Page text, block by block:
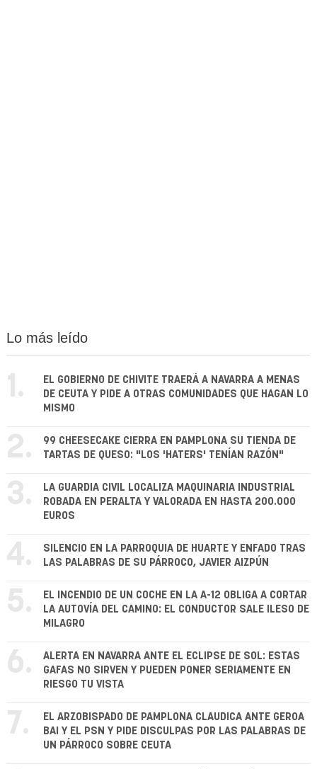
Lo más leído
1.
EL GOBIERNO DE CHIVITE TRAERÁ A NAVARRA A MENAS
DE CEUTA Y PIDE A OTRAS COMUNIDADES QUE HAGAN LO
MISMO
2.
99 CHEESECAKE CIERRA EN PAMPLONA SU TIENDA DE
TARTAS DE QUESO: "LOS 'HATERS' TENÍAN RAZÓN"
3.
LA GUARDIA CIVIL LOCALIZA MAQUINARIA INDUSTRIAL
ROBADA EN PERALTA Y VALORADA EN HASTA 200.000
EUROS
4.
SILENCIO EN LA PARROQUIA DE HUARTE Y ENFADO TRAS
LAS PALABRAS DE SU PÁRROCO, JAVIER AIZPÚN
5.
EL INCENDIO DE UN COCHE EN LA A-12 OBLIGA A CORTAR
LA AUTOVÍA DEL CAMINO: EL CONDUCTOR SALE ILESO DE
MILAGRO
6.
ALERTA EN NAVARRA ANTE EL ECLIPSE DE SOL: ESTAS
GAFAS NO SIRVEN Y PUEDEN PONER SERIAMENTE EN
RIESGO TU VISTA
7.
EL ARZOBISPADO DE PAMPLONA CLAUDICA ANTE GEROA
BAI Y EL PSN Y PIDE DISCULPAS POR LAS PALABRAS DE
UN PÁRROCO SOBRE CEUTA